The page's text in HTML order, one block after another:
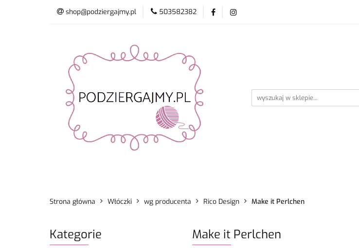
shop@podziergajmy.pl 503582382
Włóczki Druty i szydełka
Promocje
Strona główna Włóczki wg producenta Rico Design Make it Perlchen
Kategorie Make it Perlchen